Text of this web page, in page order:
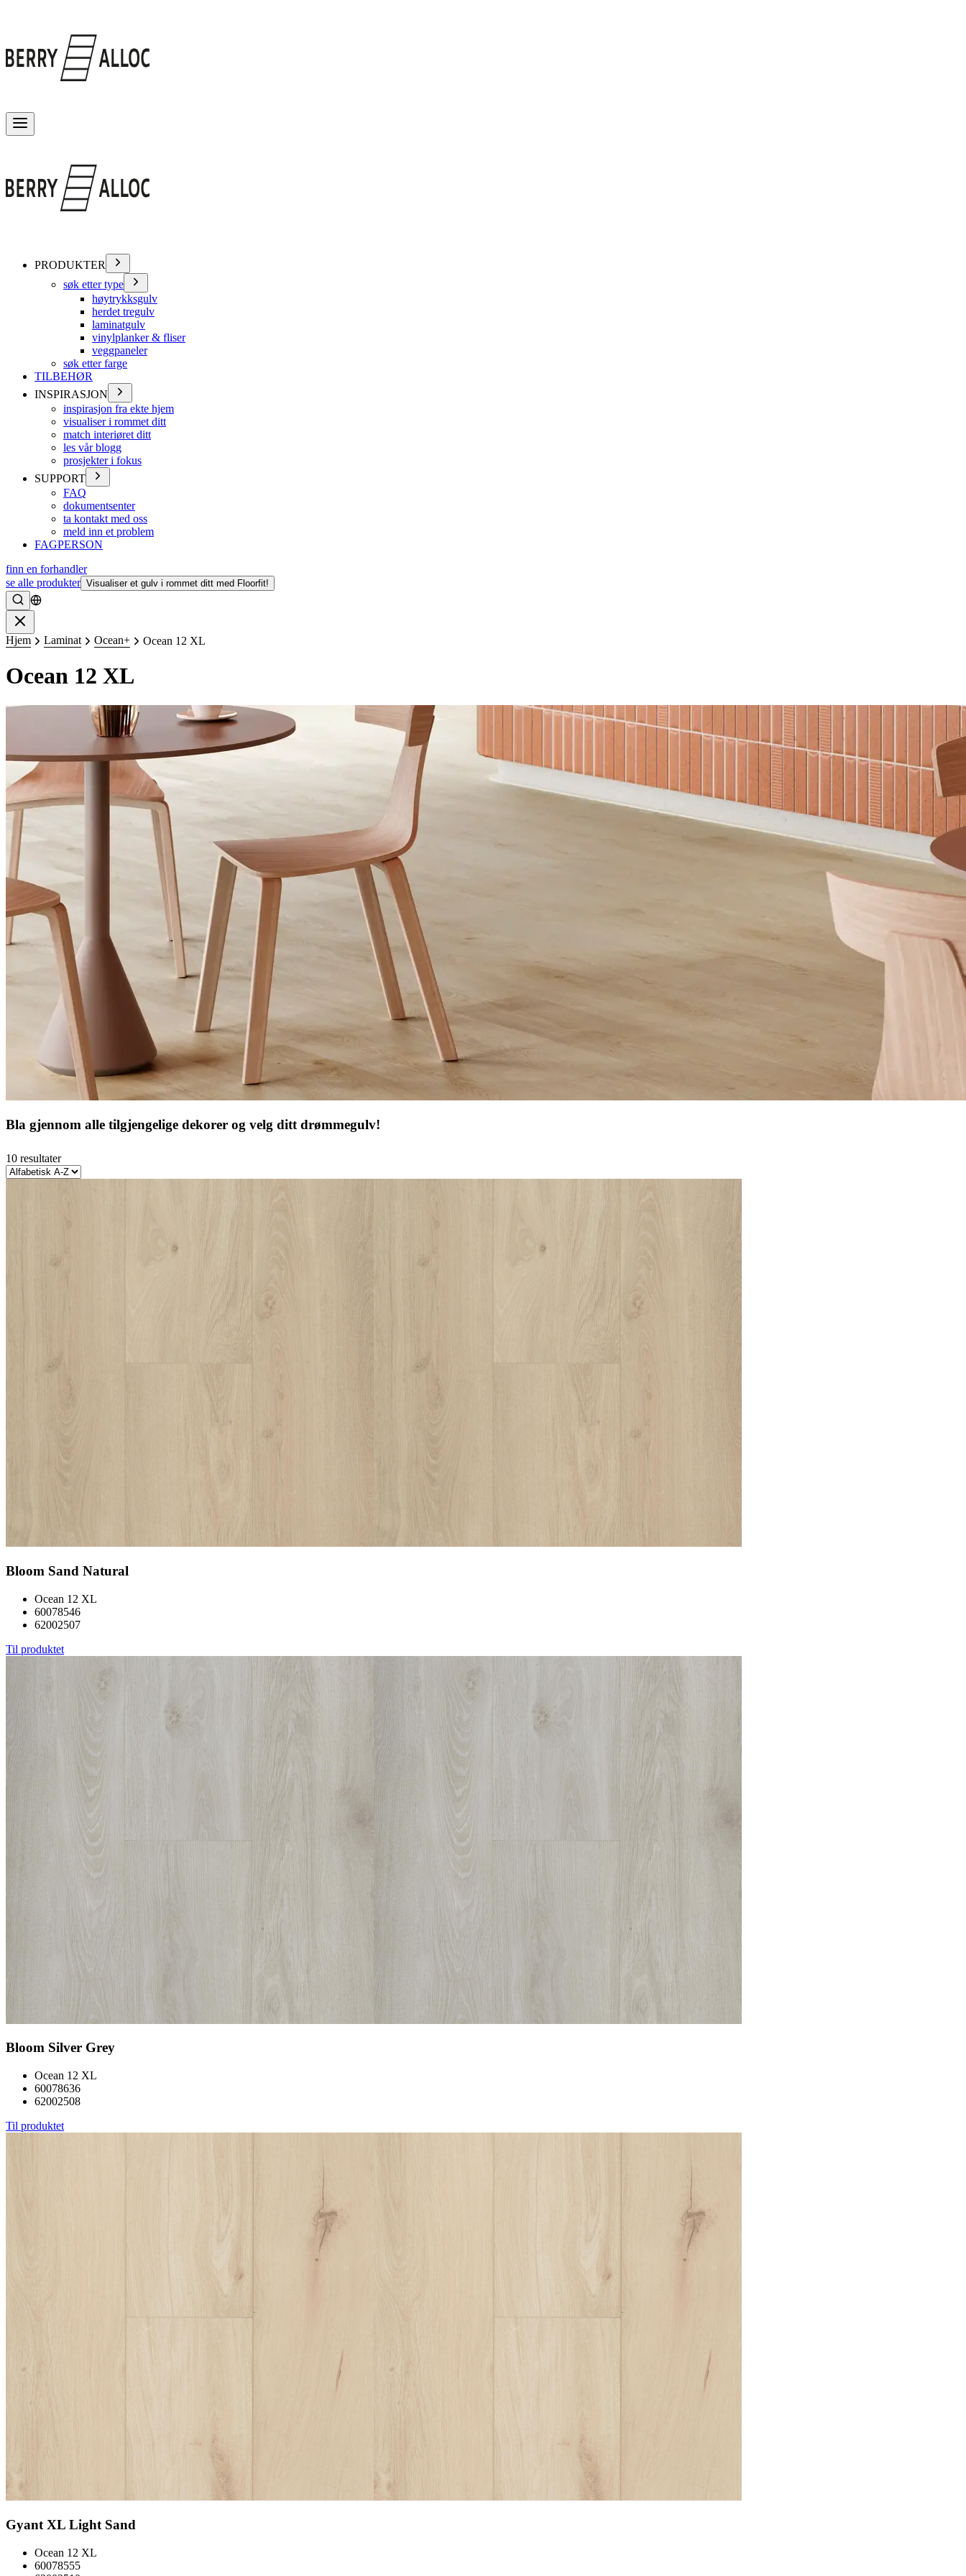
PRODUKTER
søk etter type
høytrykksgulv
herdet tregulv
laminatgulv
vinylplanker & fliser
veggpaneler
søk etter farge
TILBEHØR
INSPIRASJON
inspirasjon fra ekte hjem
visualiser i rommet ditt
match interiøret ditt
les vår blogg
prosjekter i fokus
SUPPORT
FAQ
dokumentsenter
ta kontakt med oss
meld inn et problem
FAGPERSON
finn en forhandler
se alle produkter Visualiser et gulv i rommet ditt med Floorfit!
Søke
Hjem Laminat Ocean+ Ocean 12 XL
Ocean 12 XL
Bla gjennom alle tilgjengelige dekorer og velg ditt drømmegulv!
10 resultater
Bloom Sand Natural
Ocean 12 XL
60078546
62002507
Til produktet
Bloom Silver Grey
Ocean 12 XL
60078636
62002508
Til produktet
Gyant XL Light Sand
Ocean 12 XL
60078555